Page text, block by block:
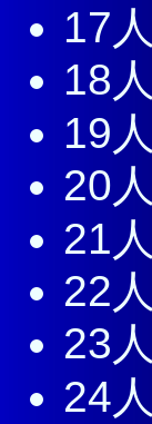
17
18
19
20
21
22
23
24